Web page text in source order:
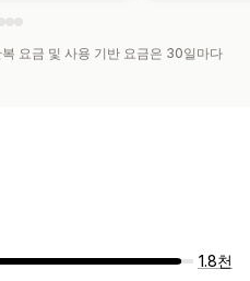
요금 및 사용 기반 요금은 30일마다
1.8천